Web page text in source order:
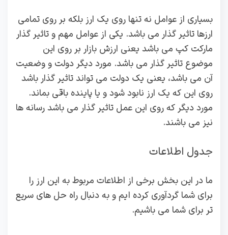
بسیاری از عوامل نه تنها روی یک ارز بلکه بر روی تمامی
ارزها تاثیر گذار می باشد. یکی از عوامل مهم و تاثیر گذار
مارکت کپ می باشد یعنی ارزش بازار بر روی این
موضوع تاثیر گذار می باشد. مورد دیگر دولت و وضعیت
آن می باشد، یعنی یک دولت می تواند تاثیر گذار باشد
روی این که یک ارز نابود شود و یا پاینده باقی بماند.
مورد دیگر که روی این عمل تاثیر گذار می باشد رسانه ها
نیز می باشند.
جدول اطلاعات
ما در این بخش برخی از اطلاعات مربوط به این ارز را
برای شما گردآوری کرده ایم و به دنبال راه حل های سریع
تر برای شما می باشیم.